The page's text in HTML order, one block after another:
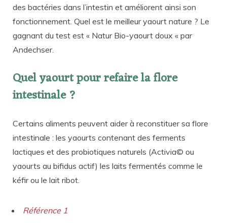
des bactéries dans l’intestin et améliorent ainsi son
fonctionnement. Quel est le meilleur yaourt nature ? Le
gagnant du test est « Natur Bio-yaourt doux « par
Andechser.
Quel yaourt pour refaire la flore
intestinale ?
Certains aliments peuvent aider à reconstituer sa flore
intestinale : les yaourts contenant des ferments
lactiques et des probiotiques naturels (Activia© ou
yaourts au bifidus actif) les laits fermentés comme le
kéfir ou le lait ribot.
Référence 1